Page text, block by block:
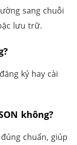
sang chuỗi
lưu trữ.
ký hay cài
không?
chuẩn, giúp